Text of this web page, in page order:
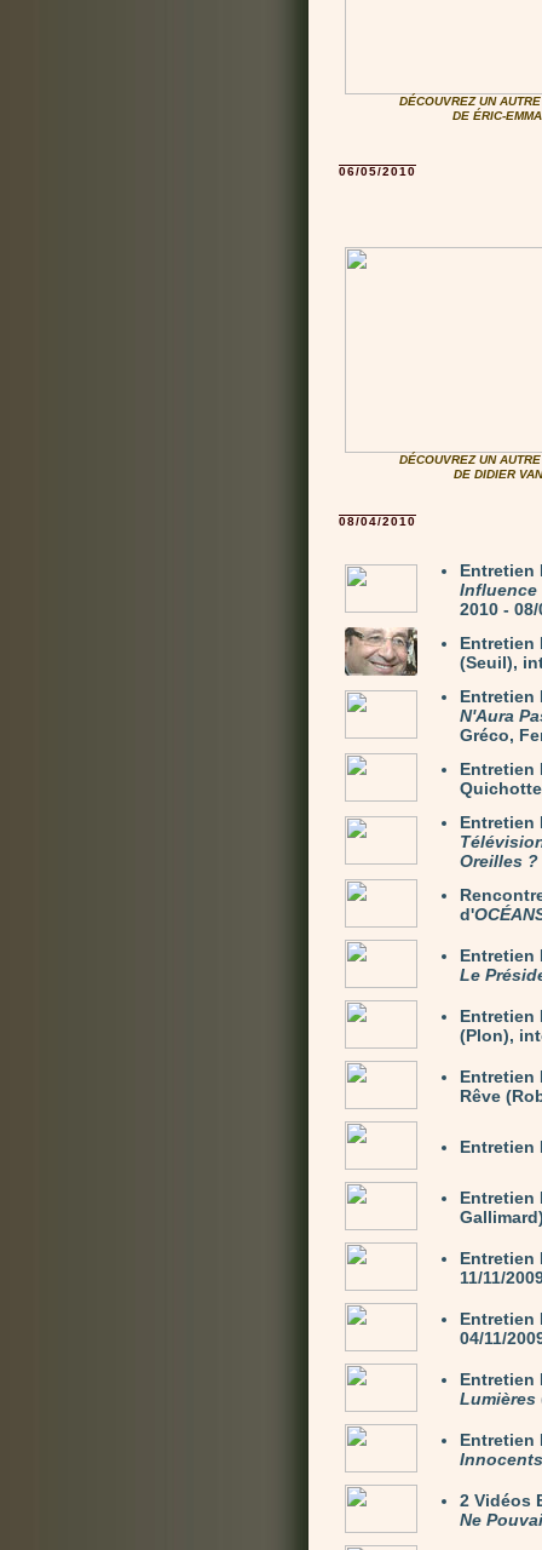
DÉCOUVREZ UN
DE ÉRIC-
06/05/2010
DÉCOUVREZ UN
DE DIDIER
08/04/2010
Entretien
Influence
2010 -
Entretien
(Seuil),
Entretien
N'Aura
Gréco,
Entretien
Entretien
Oreilles ?
d'
Entretien
Le
Entretien
(Plon),
Entretien
Rêve
Entretien
Entretien
Entretien
11/11/
Entretien
04/11/
Entretien
Lumières
Entretien
2 Vidéos
Ne